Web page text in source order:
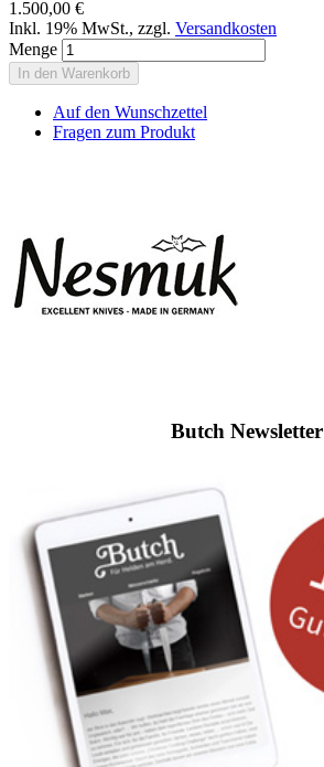
1.500,00 €
Inkl. 19% MwSt., zzgl. Versandkosten
Menge
In den Warenkorb
Auf den Wunschzettel
Fragen zum Produkt
Butch Newsletter